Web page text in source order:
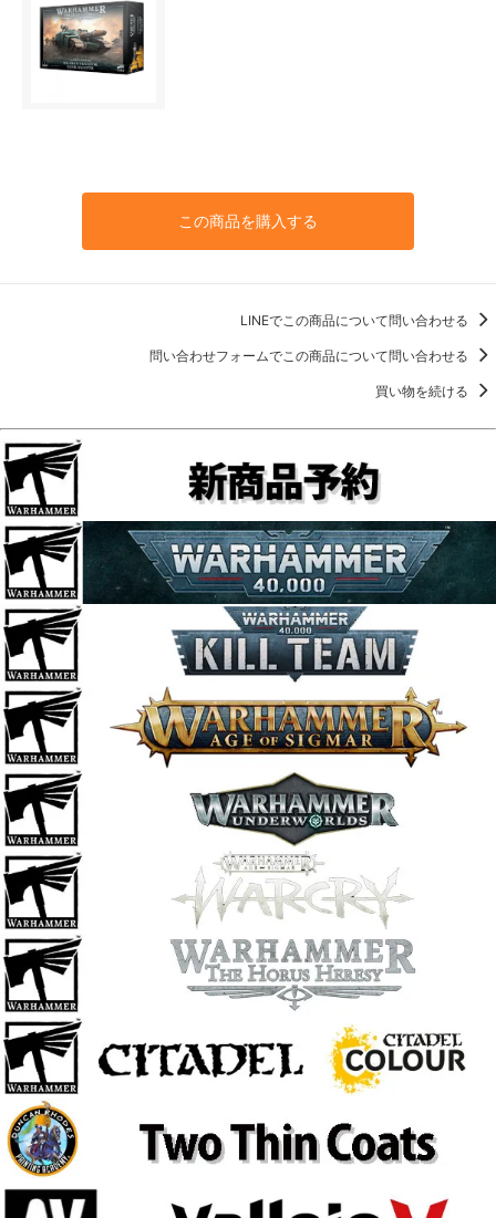
この商品を購入する
LINEでこの商品について問い合わせる
問い合わせフォームでこの商品について問い合わせる
買い物を続ける